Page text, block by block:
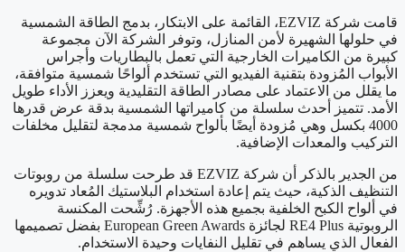
قامت شركة EZVIZ، القائمة على الابتكار، بدمج الطاقة الشمسية
في حلولها الشهيرة لأمن المنازل، وتوفر الشركة الآن مجموعة
كبيرة من الكاميرات الخارجية التي تعمل بالبطاريات وأجراس
الأبواب المُزودة بتقنية الفيديو التي تستخدم ألواحًا شمسية متوافقة،
ما يقلل من الاعتماد على مصادر الطاقة التقليدية ويعزز الأداء طويل
الأمد. تتميز أحدث سلسلة من كاميراتها الشمسية بدقة عرض قدرها
4000 بكسل وهي مُزودة أيضًا بألواح شمسية مدمجة لتقليل مخلفات
التركيب والمعدات الإضافية.
من الجدير بالذكر أن شركة EZVIZ قد طرحت سلسلة من روبوتات
التنظيف الذكية، حيث يتم إعادة استخدام البلاستيك المُعاد تدويره
في ألواح الكبح الخلفية بجميع هذه الأجهزة. رُشِّحت المكنسة
الروبوتية RE4 Plus لجائزة European Green Awards بفضل تصميمها
الفعال الذي يساهم في تقليل النفايات وحيدة الاستخدام.